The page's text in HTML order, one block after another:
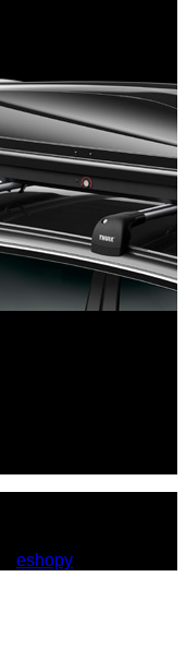
eshopy